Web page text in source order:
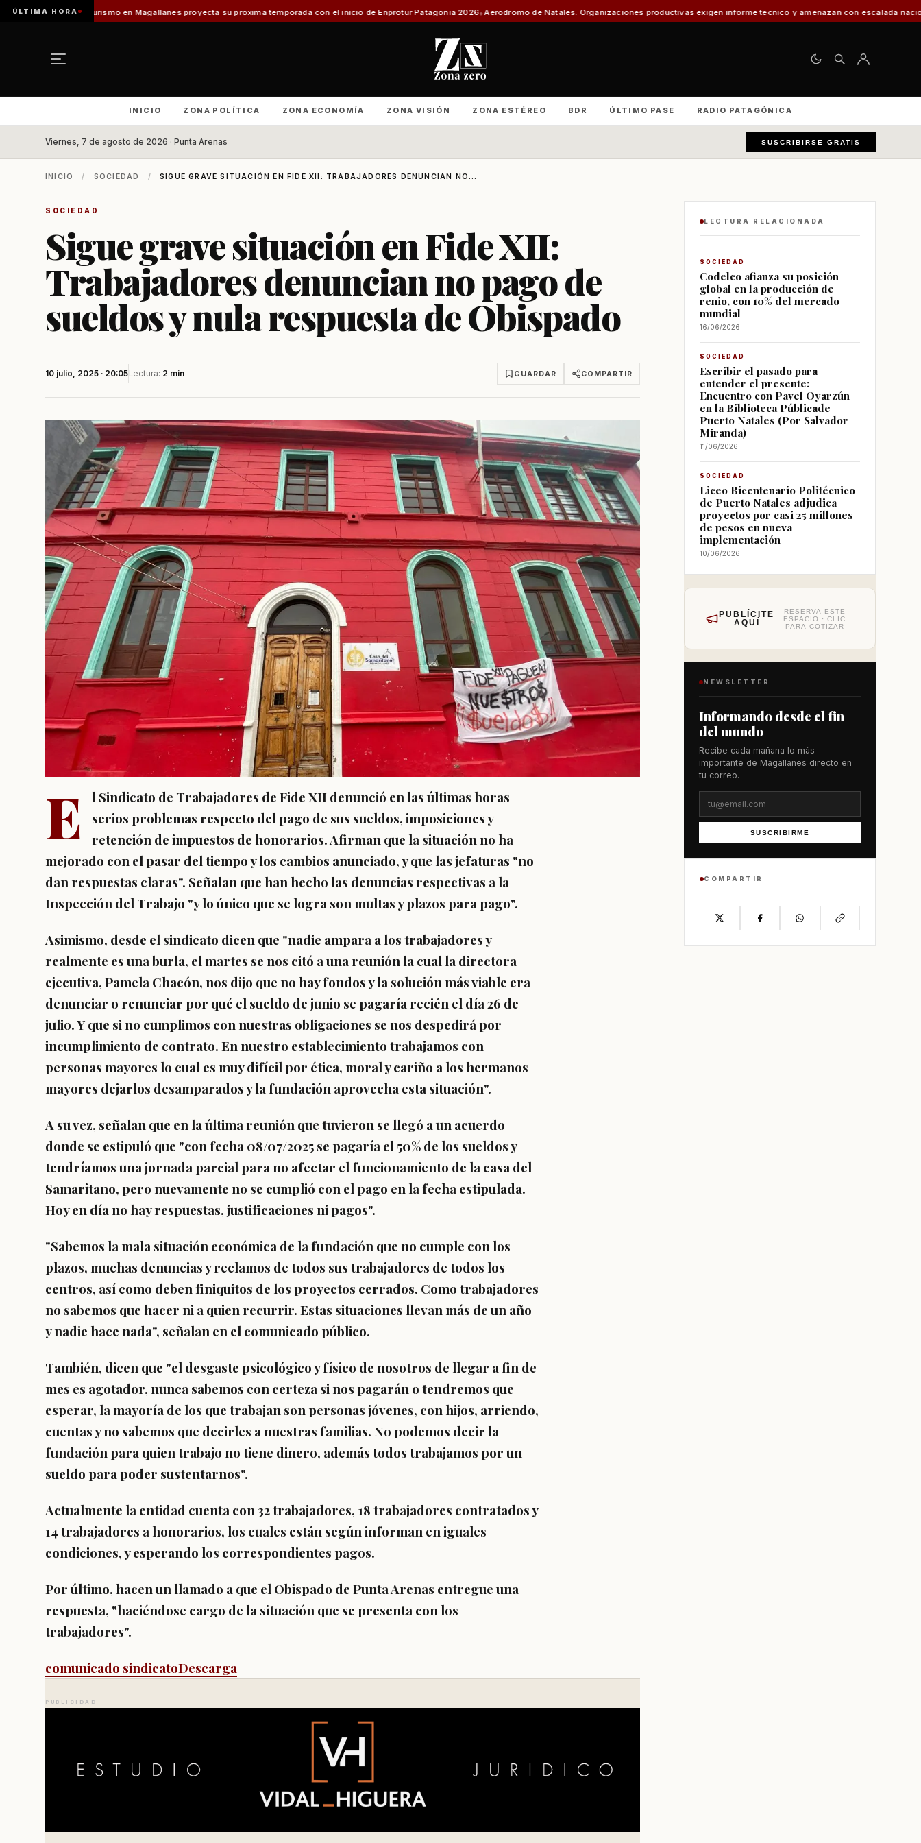
ÚLTIMA HORA
en Magallanes proyecta su próxima temporada con el inicio de Enprotur Patagonia 2026 Aeródromo de Natales: Organizaciones productivas exigen informe técnico y amenazan con escalada nacional El 30% de los
INICIO ZONA POLÍTICA ZONA ECONOMÍA ZONA VISIÓN ZONA ESTÉREO BDR ÚLTIMO PASE RADIO PATAGÓNICA
Viernes, 7 de agosto de 2026 · Punta Arenas SUSCRIBIRSE GRATIS
INICIO / SOCIEDAD / SIGUE GRAVE SITUACIÓN EN FIDE XII: TRABAJADORES DENUNCIAN NO...
SOCIEDAD
Sigue grave situación en Fide XII:
Trabajadores denuncian no pago de
sueldos y nula respuesta de Obispado
10 julio, 2025 · 20:05Lectura: 2 min GUARDAR COMPARTIR
E
l Sindicato de Trabajadores de Fide XII denunció en las últimas horas
serios problemas respecto del pago de sus sueldos, imposiciones y
retención de impuestos de honorarios. Afirman que la situación no ha
mejorado con el pasar del tiempo y los cambios anunciado, y que las jefaturas "no
dan respuestas claras". Señalan que han hecho las denuncias respectivas a la
Inspección del Trabajo "y lo único que se logra son multas y plazos para pago".
Asimismo, desde el sindicato dicen que "nadie ampara a los trabajadores y
realmente es una burla, el martes se nos citó a una reunión la cual la directora
ejecutiva, Pamela Chacón, nos dijo que no hay fondos y la solución más viable era
denunciar o renunciar por qué el sueldo de junio se pagaría recién el día 26 de
julio. Y que si no cumplimos con nuestras obligaciones se nos despedirá por
incumplimiento de contrato. En nuestro establecimiento trabajamos con
personas mayores lo cual es muy difícil por ética, moral y cariño a los hermanos
mayores dejarlos desamparados y la fundación aprovecha esta situación".
A su vez, señalan que en la última reunión que tuvieron se llegó a un acuerdo
donde se estipuló que "con fecha 08/07/2025 se pagaría el 50% de los sueldos y
tendríamos una jornada parcial para no afectar el funcionamiento de la casa del
Samaritano, pero nuevamente no se cumplió con el pago en la fecha estipulada.
Hoy en día no hay respuestas, justificaciones ni pagos".
"Sabemos la mala situación económica de la fundación que no cumple con los
plazos, muchas denuncias y reclamos de todos sus trabajadores de todos los
centros, así como deben finiquitos de los proyectos cerrados. Como trabajadores
no sabemos que hacer ni a quien recurrir. Estas situaciones llevan más de un año
y nadie hace nada", señalan en el comunicado público.
También, dicen que "el desgaste psicológico y físico de nosotros de llegar a fin de
mes es agotador, nunca sabemos con certeza si nos pagarán o tendremos que
esperar, la mayoría de los que trabajan son personas jóvenes, con hijos, arriendo,
cuentas y no sabemos que decirles a nuestras familias. No podemos decir la
fundación para quien trabajo no tiene dinero, además todos trabajamos por un
sueldo para poder sustentarnos".
Actualmente la entidad cuenta con 32 trabajadores, 18 trabajadores contratados y
14 trabajadores a honorarios, los cuales están según informan en iguales
condiciones, y esperando los correspondientes pagos.
Por último, hacen un llamado a que el Obispado de Punta Arenas entregue una
respuesta, "haciéndose cargo de la situación que se presenta con los
trabajadores".
comunicado sindicatoDescarga
PUBLICIDAD
LECTURA RELACIONADA
SOCIEDAD
Codelco afianza su posición
global en la producción de
renio, con 10% del mercado
mundial
16/06/2026
SOCIEDAD
Escribir el pasado para
entender el presente:
Encuentro con Pavel Oyarzún
en la Biblioteca Públicade
Puerto Natales (Por Salvador
Miranda)
11/06/2026
SOCIEDAD
Liceo Bicentenario Politécnico
de Puerto Natales adjudica
proyectos por casi 25 millones
de pesos en nueva
implementación
10/06/2026
PUBLÍCITE
AQUÍ
RESERVA ESTE
ESPACIO · CLIC
PARA COTIZAR
NEWSLETTER
Informando desde el fin
del mundo
Recibe cada mañana lo más
importante de Magallanes directo en
tu correo.
SUSCRIBIRME
COMPARTIR